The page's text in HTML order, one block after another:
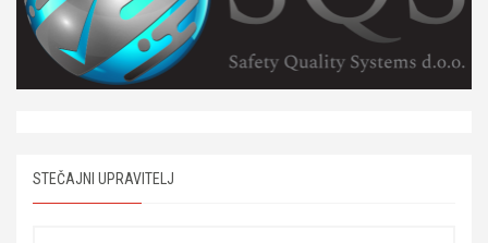
STEČAJNI UPRAVITELJ